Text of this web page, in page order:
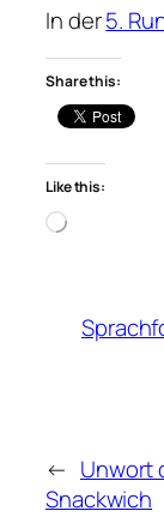
In der5.
Share this:
Like this:
Loading…
← Unwort
Snackwich